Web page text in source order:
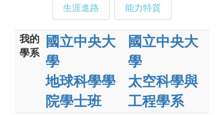
生涯進路 能力特質
我的
學系
國立中央大
學
地球科學學
院學士班
國立中央大
學
太空科學與
工程學系